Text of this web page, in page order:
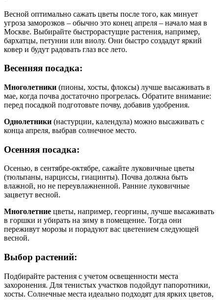
Весной оптимально сажать цветы после того, как минует
угроза заморозков – обычно это конец апреля – начало мая в
Москве. Выбирайте быстрорастущие растения, например,
бархатцы, петунии или виолу. Они быстро создадут яркий
ковер и будут радовать глаз все лето.
Весенняя посадка:
Многолетники (пионы, хосты, флоксы) лучше высаживать в
мае, когда почва достаточно прогрелась. Обратите внимание:
перед посадкой подготовьте почву, добавив удобрения.
Однолетники (настурции, календула) можно высаживать с
конца апреля, выбрав солнечное место.
Осенняя посадка:
Осенью, в сентябре-октябре, сажайте луковичные цветы
(тюльпаны, нарциссы, гиацинты). Почва должна быть
влажной, но не переувлажненной. Ранние луковичные
зацветут весной.
Многолетние цветы, например, георгины, лучше высаживать
в горшки и убирать на зиму в помещение. Тогда они
переживут морозы и порадуют вас цветением следующей
весной.
Выбор растений:
Подбирайте растения с учетом освещенности места
захоронения. Для тенистых участков подойдут папоротники,
хосты. Солнечные места идеально подходят для ярких цветов,